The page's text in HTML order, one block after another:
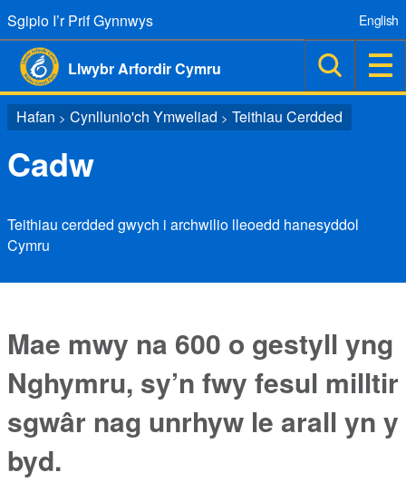
Sgipio I’r Prif Gynnwys
Llwybr Arfordir Cymru
English
Hafan > Cynllunio'ch Ymweliad > Teithiau Cerdded
Cadw
Teithiau cerdded gwych i archwilio lleoedd hanesyddol
Cymru
Mae mwy na 600 o gestyll yng
Nghymru, sy’n fwy fesul milltir
sgwâr nag unrhyw le arall yn y
byd.